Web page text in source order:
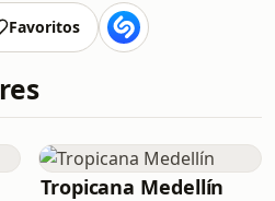
Favoritos
Tropicana Medellín